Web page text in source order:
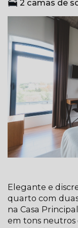
2 camas de
Elegante e
quarto com
na Casa
em tons